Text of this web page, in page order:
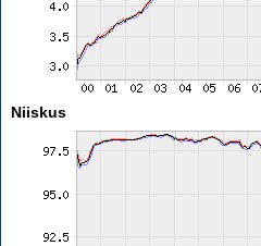
Niiskus